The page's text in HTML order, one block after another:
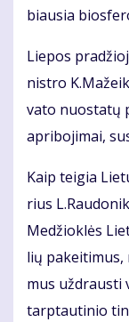
biau­sia
Lie­pos
nist­ro
va­to nuo­sta­tų
ap­ri­bo­ji­mai,
Kaip tei­gia
rius
Me­džiok­lės
lių
mus už­draus­ti
tarp­tau­ti­nio